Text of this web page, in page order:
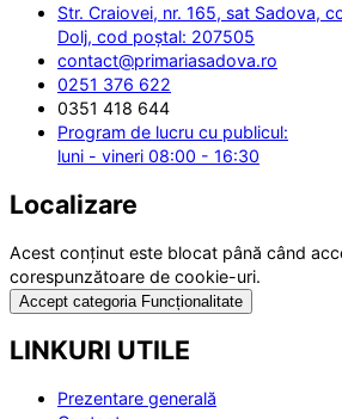
Str. Craiovei, nr. 165, sat Sadova,
Dolj, cod poștal: 207505
contact@primariasadova.ro
0251 376 622
0351 418 644
Program de lucru cu publicul:
luni - vineri 08:00 - 16:30
Localizare
Acest conținut este blocat până când
corespunzătoare de cookie-uri.
Accept categoria Funcționalitate
LINKURI UTILE
Prezentare generală